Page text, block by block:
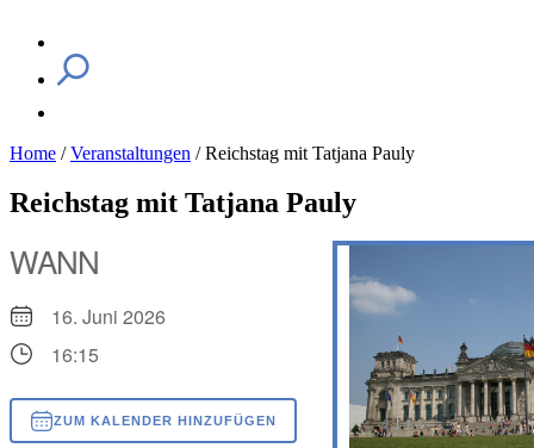
Home /Veranstaltungen /Reichstag mit Tatjana Pauly
Reichstag mit Tatjana Pauly
WANN
16. Juni 2026
16:15
ZUM KALENDER HINZUFÜGEN